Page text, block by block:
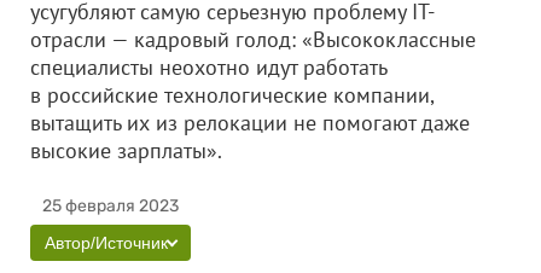
усугубляют самую серьезную проблему IT-
отрасли — кадровый голод: «Высококлассные
специалисты неохотно идут работать
в российские технологические компании,
вытащить их из релокации не помогают даже
высокие зарплаты».
25 февраля 2023
Автор/Источник